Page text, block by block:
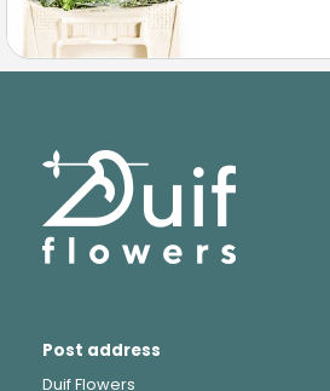
Post address
Duif Flowers